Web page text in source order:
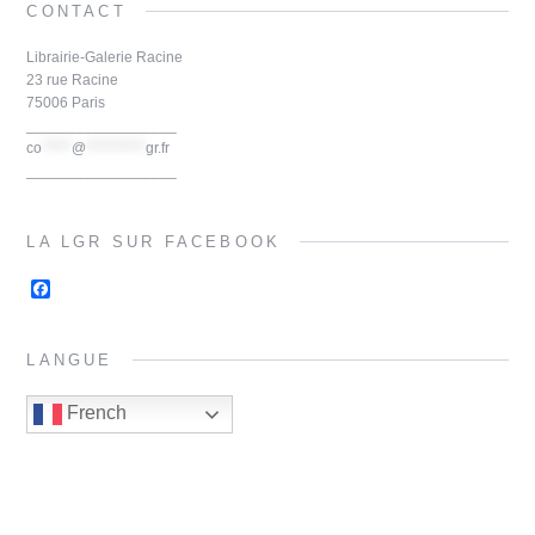
b
o
k
t
r
e
e
s
t
CONTACT
Librairie-Galerie Racine
23 rue Racine
75006 Paris
co
@ **********gr.fr
LA LGR SUR FACEBOOK
b
o
k
LANGUE
French